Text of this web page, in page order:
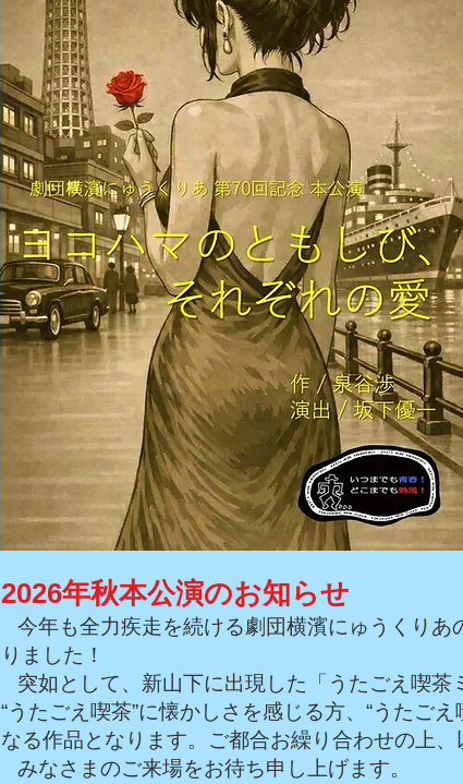
2026年秋本公演のお知らせ
今年も全力疾走を続ける劇団横濱にゅうくりあ
りました！
突如として、新山下に出現した「うたごえ喫茶
“うたごえ喫茶”に懐かしさを感じる方、“うたご
なる作品となります。ご都合お繰り合わせの上、
みなさまのご来場をお待ち申し上げます。